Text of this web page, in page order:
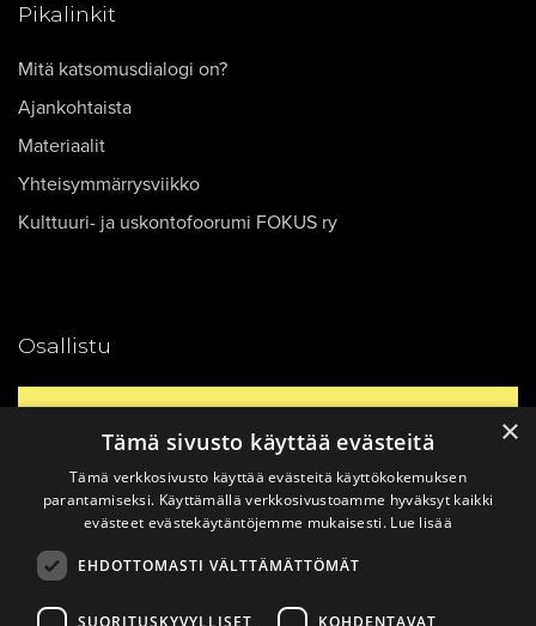
Pikalinkit
Mitä katsomusdialogi on?
Ajankohtaista
Materiaalit
Yhteisymmärrysviikko
Kulttuuri- ja uskontofoorumi FOKUS ry
Osallistu
Yhteystiedot
Ajankohtaista
Vinkkaa materiaali!
×
Tämä sivusto käyttää evästeitä
Tämä verkkosivusto käyttää evästeitä käyttökokemuksen
parantamiseksi. Käyttämällä verkkosivustoamme hyväksyt kaikki
evästeet evästekäytäntöjemme mukaisesti. Lue lisää
EHDOTTOMASTI VÄLTTÄMÄTTÖMÄT
SUORITUSKYVYLLISET KOHDENTAVAT